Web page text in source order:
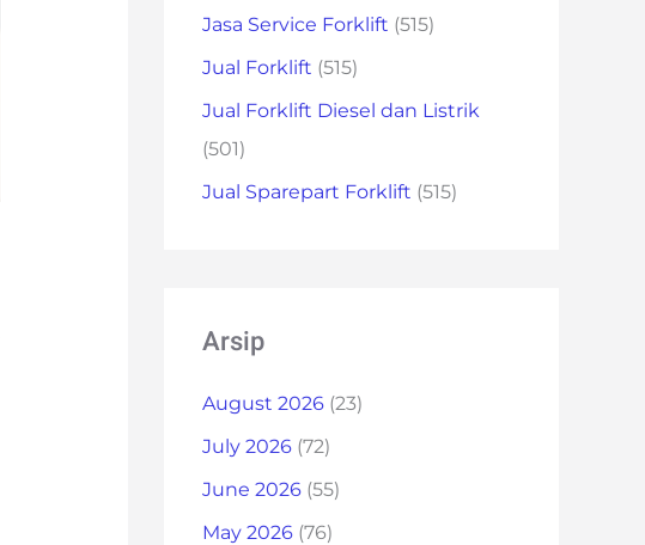
Jasa Service Forklift (515)
Jual Forklift (515)
Jual Forklift Diesel dan Listrik
(501)
Jual Sparepart Forklift (515)
Arsip
August 2026 (23)
July 2026 (72)
June 2026 (55)
May 2026 (76)